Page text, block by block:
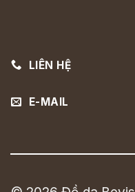
LIÊN HỆ
E-MAIL